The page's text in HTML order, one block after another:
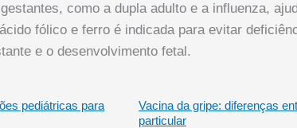
como a dupla adulto e a influenza,
fólico e ferro é indicada para evitar
e o desenvolvimento fetal.
pediátricas para
Vacina da gripe: diferenças
particular